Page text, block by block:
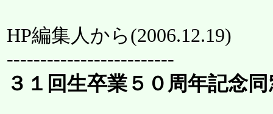
HP編集人から(2006.12.19)
-------------------------
３１回生卒業５０周年記念